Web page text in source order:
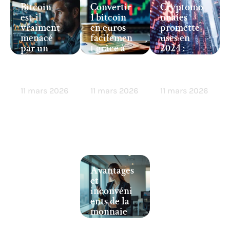
Bitcoin
est-il
vraiment
menacé
par un
risque
11 mars 2026
Convertir
1 bitcoin
en euros
facilemen
t grâce à
ces
11 mars 2026
Avantages
et
inconvéni
ents de la
monnaie
électroniq
Cryptomo
nnaies
promette
uses en
2024 :
celles à
11 mars 2026